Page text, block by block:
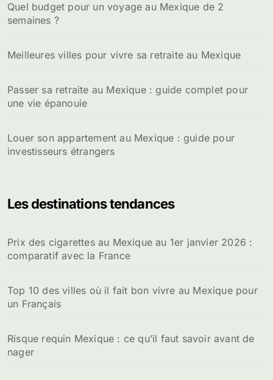
Quel budget pour un voyage au Mexique de 2
semaines ?
Meilleures villes pour vivre sa retraite au Mexique
Passer sa retraite au Mexique : guide complet pour
une vie épanouie
Louer son appartement au Mexique : guide pour
investisseurs étrangers
Les destinations tendances
Prix des cigarettes au Mexique au 1er janvier 2026 :
comparatif avec la France
Top 10 des villes où il fait bon vivre au Mexique pour
un Français
Risque requin Mexique : ce qu’il faut savoir avant de
nager